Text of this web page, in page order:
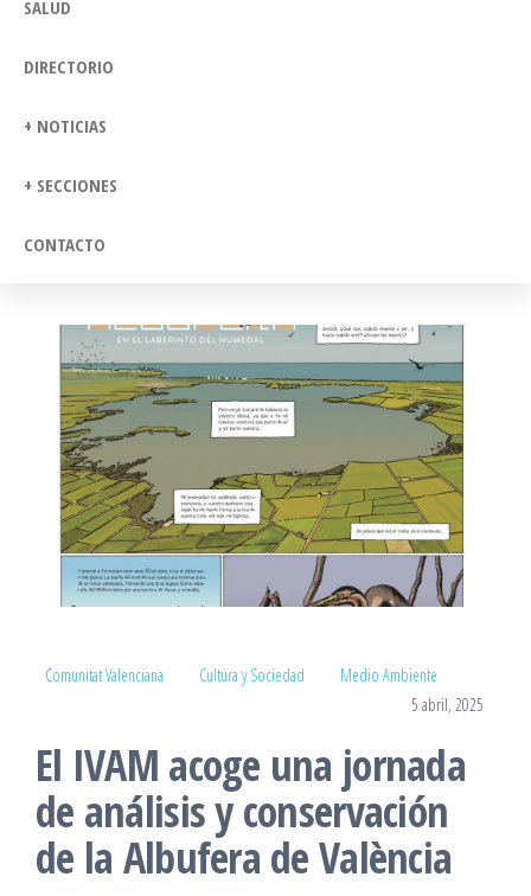
SALUD
DIRECTORIO
+ NOTICIAS
+ SECCIONES
CONTACTO
Comunitat Valenciana Cultura y Sociedad
Medio Ambiente
5 abril, 2025
El IVAM acoge una jornada
de análisis y conservación
de la Albufera de València